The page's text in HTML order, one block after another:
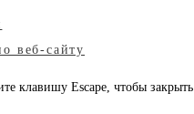
веб-сайту
клавишу Escape, чтобы